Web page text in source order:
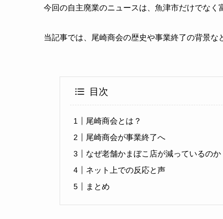
今回の自主廃業のニュースは、魚津市だけでなく
当記事では、尾崎商会の歴史や事業終了の背景な
目次
尾崎商会とは？
尾崎商会が事業終了へ
なぜ老舗かまぼこ店が減っているのか
ネット上での反応と声
まとめ